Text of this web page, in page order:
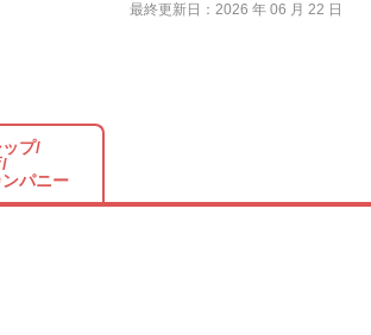
最終更新日：2026 年 06 月 22 日
プ/
パニー